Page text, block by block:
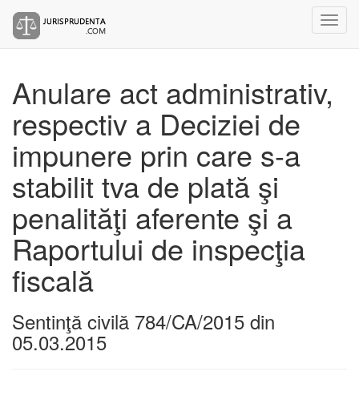
Anulare act administrativ,
respectiv a Deciziei de
impunere prin care s-a
stabilit tva de plată şi
penalităţi aferente şi a
Raportului de inspecţia
fiscală
Sentinţă civilă 784/CA/2015 din
05.03.2015